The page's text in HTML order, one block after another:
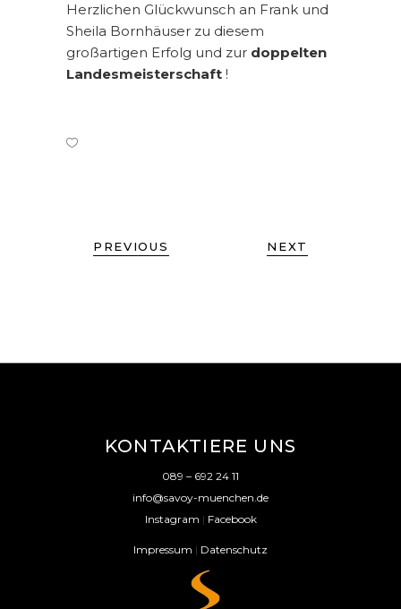
Herzlichen Glückwunsch an Frank und
Sheila Bornhäuser zu diesem
großartigen Erfolg und zur doppelten
Landesmeisterschaft !
PREVIOUS NEXT
KONTAKTIERE UNS
089 – 692 24 11
info@savoy-muenchen.de
Instagram | Facebook
Impressum | Datenschutz